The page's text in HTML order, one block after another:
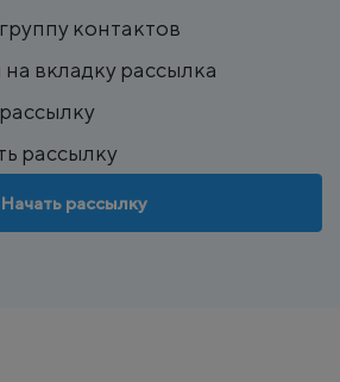
контактов
вкладку рассылка
рассылку
Начать рассылку